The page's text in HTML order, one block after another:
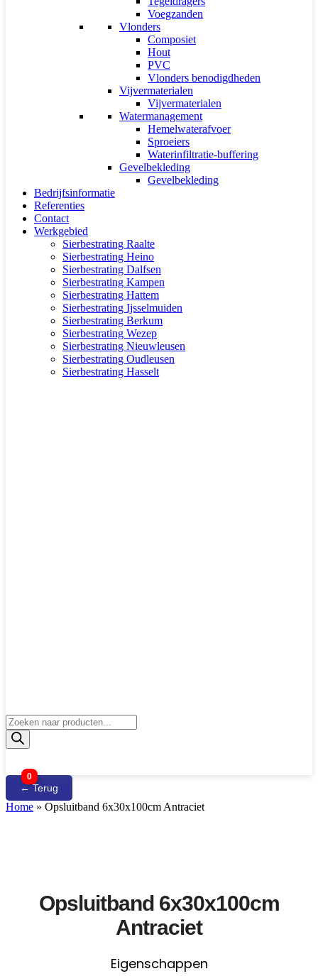
Voegzanden
Vlonders
Composiet
Hout
PVC
Vlonders benodigdheden
Vijvermaterialen
Vijvermaterialen
Watermanagement
Hemelwaterafvoer
Sproeiers
Waterinfiltratie-buffering
Gevelbekleding
Gevelbekleding
Bedrijfsinformatie
Referenties
Contact
Werkgebied
Sierbestrating Raalte
Sierbestrating Heino
Sierbestrating Dalfsen
Sierbestrating Kampen
Sierbestrating Hattem
Sierbestrating Ijsselmuiden
Sierbestrating Berkum
Sierbestrating Wezep
Sierbestrating Nieuwleusen
Sierbestrating Oudleusen
Sierbestrating Hasselt
Producten
zoeken
0
← Terug
Home » Opsluitband 6x30x100cm Antraciet
Opsluitband 6x30x100cm
Antraciet
Eigenschappen